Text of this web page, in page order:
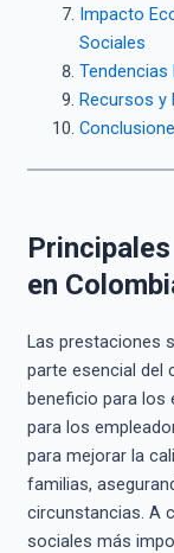
Impacto
Sociales
Recursos
en
Las prestaciones
parte esencial del
beneficio para los
para los
para mejorar la
familias,
circunstancias. A
sociales más